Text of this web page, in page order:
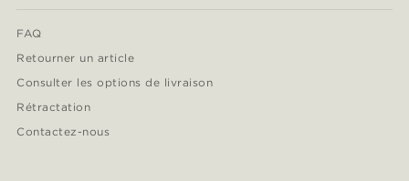
FAQ
Retourner un article
Consulter les options de livraison
Rétractation
Contactez-nous